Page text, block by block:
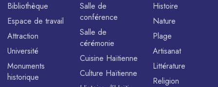
Bibliothèque
Espace de travail
Attraction
Université
Monuments
historique
Salle de
conférence
Salle de
cérémonie
Cuisine Haïtienne
Culture Haïtienne
Histoire
Nature
Plage
Artisanat
Littérature
Religion